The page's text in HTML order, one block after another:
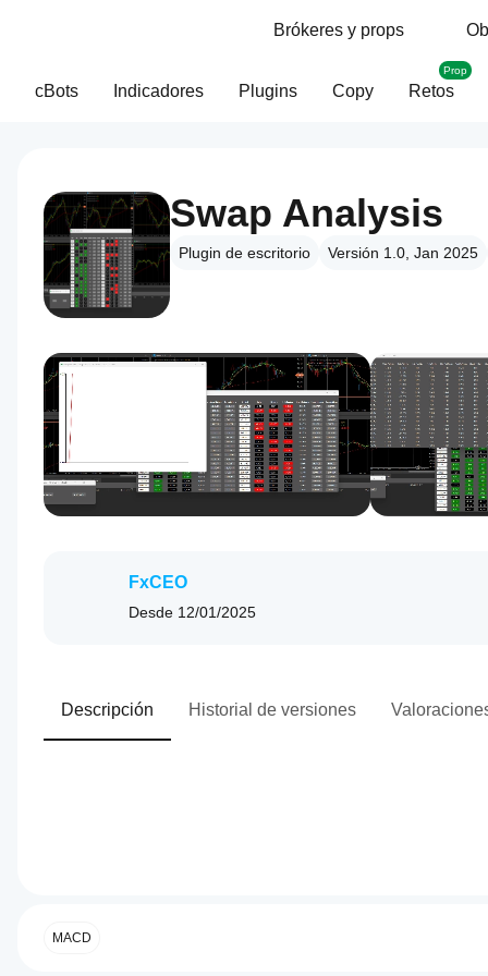
Brókeres y props
cBots Indicadores Plugins Copy Retos
Prop
Swap Analysis
Plugin de escritorio Versión 1.0, Jan 2025
FxCEO
Desde 12/01/2025
Descripción Historial de versiones
empezar
MACD